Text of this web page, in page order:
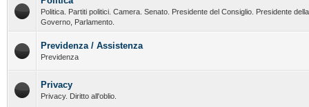
Politica. Partiti politici. Camera. Senato. Presidente del Consiglio. Presidente
Governo, Parlamento.
Previdenza / Assistenza
Previdenza
Privacy
Privacy. Diritto all'oblio.